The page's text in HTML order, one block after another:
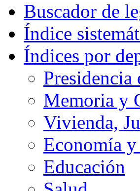
Buscador de
Índice
Índices por
Presidencia
Memoria y
Vivienda,
Economía
Educación